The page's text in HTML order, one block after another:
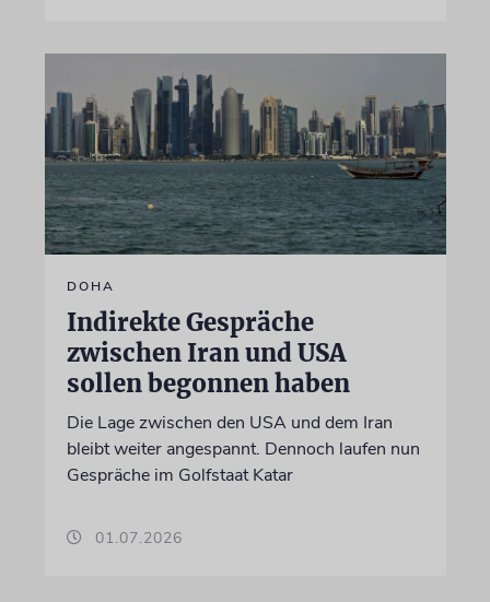
DOHA
Indirekte Gespräche
zwischen Iran und USA
sollen begonnen haben
Die Lage zwischen den USA und dem Iran
bleibt weiter angespannt. Dennoch laufen nun
Gespräche im Golfstaat Katar
01.07.2026